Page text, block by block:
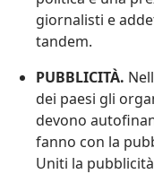
giornalisti e
tandem.
PUBBLICITÀ.
dei paesi gli
devono
fanno con la
Uniti la